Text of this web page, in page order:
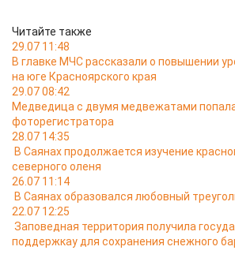
Читайте также
29.07 11:48
В главке МЧС рассказали о повышении
на юге Красноярского края
29.07 08:42
Медведица с двумя медвежатами
фоторегистратора
28.07 14:35
В Саянах продолжается изучение
северного оленя
26.07 11:14
В Саянах образовался любовный
22.07 12:25
Заповедная территория получила
поддержкау для сохранения снежного